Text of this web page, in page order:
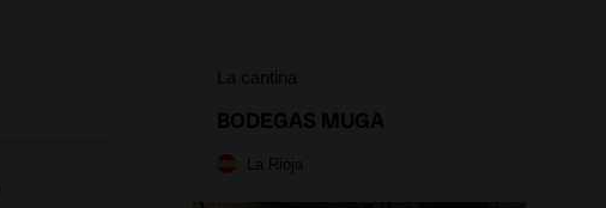
La cantina
BODEGAS MUGA
La Rioja